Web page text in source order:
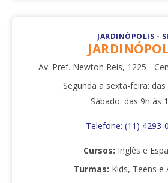
JARDINÓPOLIS -
Av. Pref. Newton Reis, 1225 -
Segunda a sexta-feira: das
Sábado: das 9h às
Telefone: (11) 4293-
Cursos: Inglês e
Turmas: Kids, Teens e